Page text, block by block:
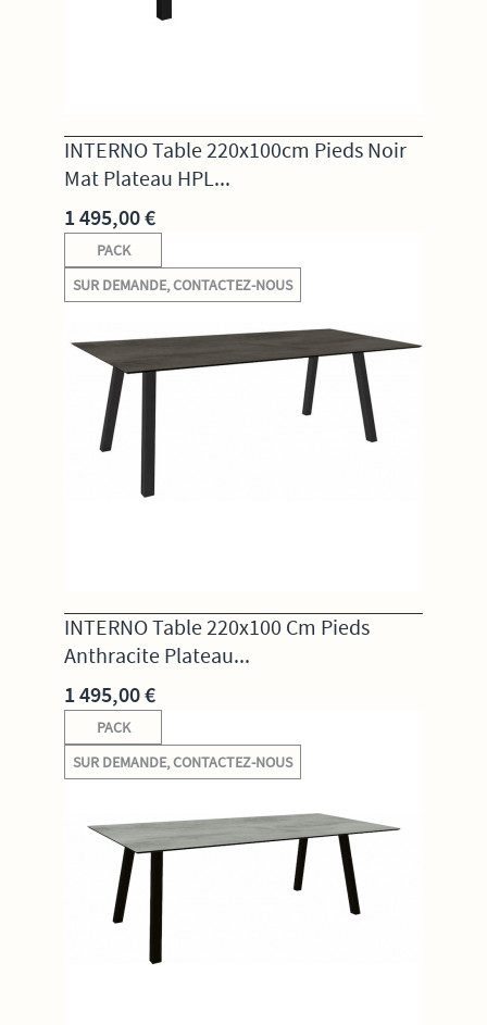
INTERNO Table 220x100cm Pieds Noir
Mat Plateau HPL...
1 495,00 €
INTERNO Table 220x100 Cm Pieds
Anthracite Plateau...
1 495,00 €
PACK
SUR DEMANDE, CONTACTEZ-NOUS
PACK
SUR DEMANDE, CONTACTEZ-NOUS